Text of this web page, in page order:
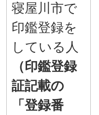
寝屋川市で
印鑑登録を
している人
（印鑑登録
証記載の
「登録番